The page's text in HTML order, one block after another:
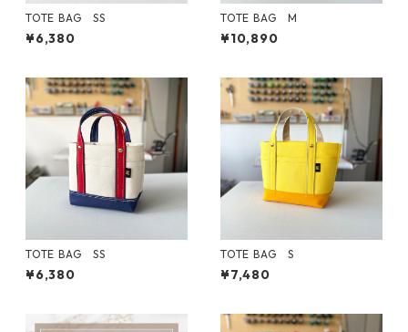
TOTE BAG SS
¥6,380
TOTE BAG M
¥10,890
TOTE BAG SS
¥6,380
TOTE BAG S
¥7,480